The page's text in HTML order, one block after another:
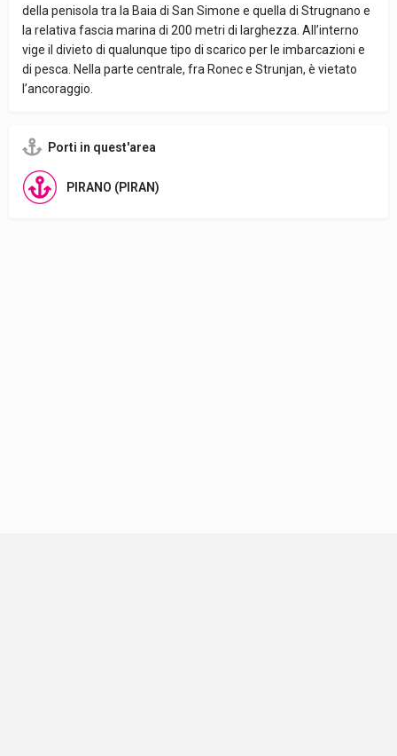
della penisola tra la Baia di San Simone e quella di Strugnano e
la relativa fascia marina di 200 metri di larghezza. All’interno
vige il divieto di qualunque tipo di scarico per le imbarcazioni e
di pesca. Nella parte centrale, fra Ronec e Strunjan, è vietato
l’ancoraggio.
Porti in quest'area
PIRANO (PIRAN)